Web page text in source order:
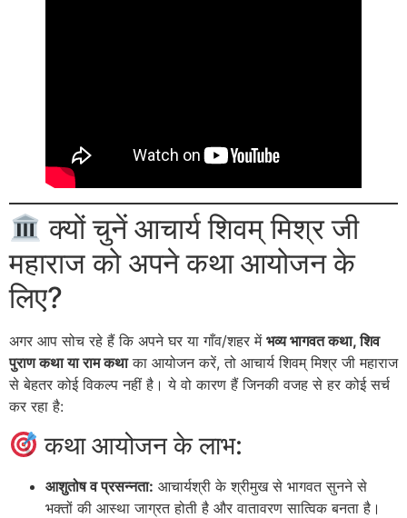
क्यों चुनें आचार्य शिवम् मिश्र जी
महाराज को अपने कथा आयोजन के
लिए?
अगर आप सोच रहे हैं कि अपने घर या गाँव/शहर में भव्य भागवत कथा, शिव
पुराण कथा या राम कथाका आयोजन करें, तो आचार्य शिवम् मिश्र जी महाराज
से बेहतर कोई विकल्प नहीं है। ये वो कारण हैं जिनकी वजह से हर कोई सर्च
कर रहा है:
कथा आयोजन के लाभ:
आशुतोष व प्रसन्नता: आचार्यश्री के श्रीमुख से भागवत सुनने से
भक्तों की आस्था जाग्रत होती है और वातावरण सात्विक बनता है।